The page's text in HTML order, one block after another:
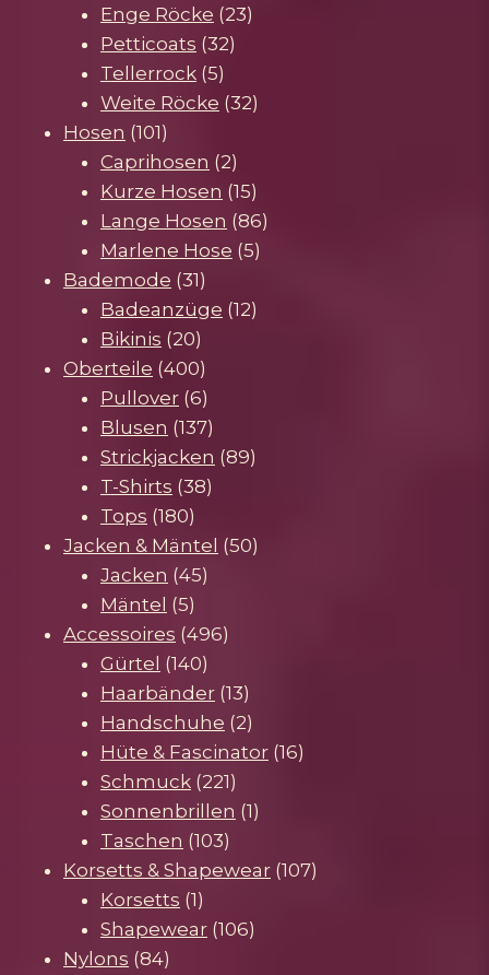
Enge Röcke 2323
Petticoats 3232
Tellerrock 55
Produkte
Weite Röcke 3232
Hosen 101101
Produkte
Caprihosen 22
Produkte
Kurze Hosen 1515
Produkte
Lange Hosen 8686
Marlene Hose 55
Bademode 3131
Produkte
Badeanzüge 1212
Bikinis 2020
Produkte
Oberteile 400400
Produkte
Pullover 66
Produkte
Blusen 137137
Produkte
Strickjacken 8989
T-Shirts 3838
Tops 180180
Produkte
Jacken & Mäntel 5050
Jacken 4545
Mäntel 55
Produkte
Accessoires 496496
Gürtel 140140
Produkte
Haarbänder 1313
Produkte
Handschuhe 22
Produkte
Hüte & Fascinator 1616
Schmuck 221221
Produkte
Sonnenbrillen 11
Taschen 103103
Produkte
Korsetts & Shapewear 107107
Korsetts 11
Produkt
Shapewear 106106
Nylons 8484